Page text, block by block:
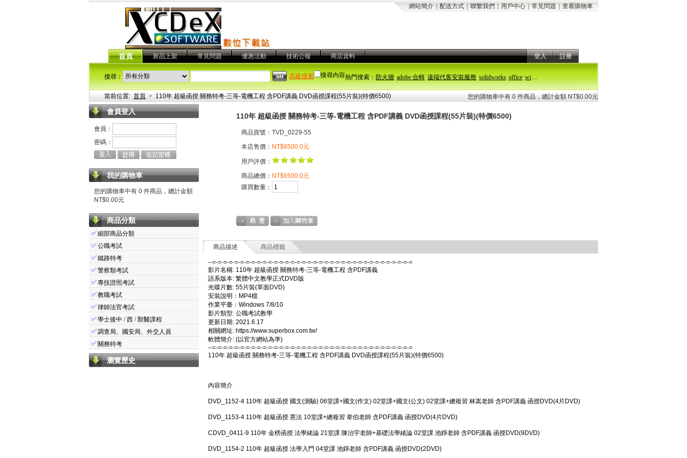
網站簡介 配送方式 聯繫我們 用戶中心 常見問題 查看購物車
首頁 新品上架 常見問題 優惠活動 技術公報 商店資料 登入 註冊
熱門搜索：防火牆 adobe 合輯 遠端代客安裝服務 solidworks office windows 11
搜尋： 搜尋內容
高級搜索
當前位置: 首頁 > 110年 超級函授 關務特考-三等-電機工程 含PDF講義 DVD函授課程(55片裝)(特價6500) 您的購物車中有 0 件商品，總計金額 NT$0.00元
會員登入
會員：
密碼：
我的購物車
您的購物車中有 0 件商品，總計金額
NT$0.00元
商品分類
✅細部商品分類
✅公職考試
✅鐵路特考
✅警察類考試
✅專技證照考試
✅教職考試
✅律師法官考試
✅學士後中 / 西 / 獸醫課程
✅調查局、國安局、外交人員
✅ 關務特考
瀏覽歷史
110年 超級函授 關務特考-三等-電機工程 含PDF講義 DVD函授課程(55片裝)(特價6500)
商品貨號：TVD_0229-55
本店售價： NT$6500.0元
用戶評價：
商品總價： NT$6500.0元
購買數量：
商品描述 商品標籤
--=-=-=-=-=-=-=-=-=-=-=-=-=-=-=-=-=-=-=-=-=-=-=-=-=-=-=-=-=-=-=-=-=-=-=-=
影片名稱: 110年 超級函授 關務特考-三等-電機工程 含PDF講義
語系版本: 繁體中文教學正式DVD版
光碟片數: 55片裝(單面DVD)
安裝說明：MP4檔
作業平臺：Windows 7/8/10
影片類型: 公職考試教學
更新日期: 2021.6.17
相關網址: https://www.superbox.com.tw/
軟體簡介: (以官方網站為準)
--=-=-=-=-=-=-=-=-=-=-=-=-=-=-=-=-=-=-=-=-=-=-=-=-=-=-=-=-=-=-=-=-=-=-=-=
110年 超級函授 關務特考-三等-電機工程 含PDF講義 DVD函授課程(55片裝)(特價6500)
內容簡介
DVD_1152-4 110年 超級函授 國文(測驗) 06堂課+國文(作文) 02堂課+國文(公文) 02堂課+總複習 林嵩老師 含PDF講義 函授DVD(4片DVD)
DVD_1153-4 110年 超級函授 憲法 10堂課+總複習 韋伯老師 含PDF講義 函授DVD(4片DVD)
CDVD_0411-9 110年 金榜函授 法學緒論 21堂課 陳治宇老師+基礎法學緒論 02堂課 池錚老師 含PDF講義 函授DVD(9DVD)
DVD_1154-2 110年 超級函授 法學入門 04堂課 池錚老師 含PDF講義 函授DVD(2DVD)